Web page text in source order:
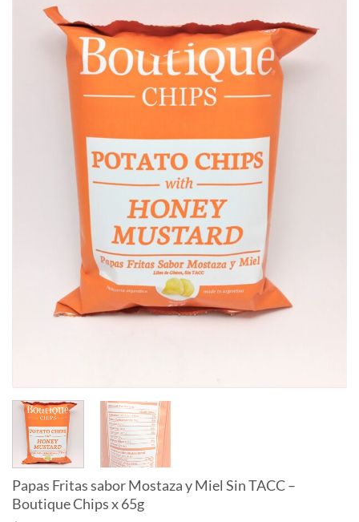
Papas Fritas sabor Mostaza y Miel Sin TACC –
Boutique Chips x 65g